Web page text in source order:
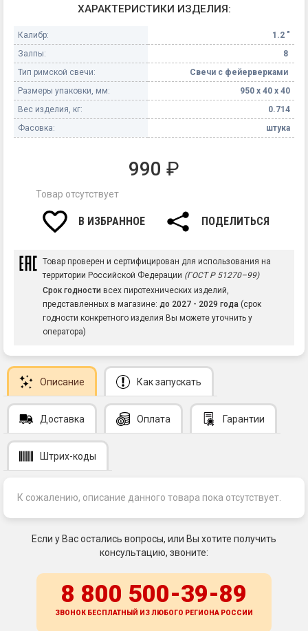
ХАРАКТЕРИСТИКИ ИЗДЕЛИЯ:
Калибр:
1.2 "
Залпы:
8
Тип римской свечи:
Свечи с фейерверками
Размеры упаковки, мм:
950 х 40 х 40
Вес изделия, кг:
0.714
Фасовка:
штука
990 ₽
Товар отсутствует
В ИЗБРАННОЕ ПОДЕЛИТЬСЯ
Товар проверен и сертифицирован для использования на
территории Российской Федерации (ГОСТ Р 51270–99)
Срок годности всех пиротехнических изделий,
представленных в магазине: до 2027 - 2029 года (срок
годности конкретного изделия Вы можете уточнить у
оператора)
Описание Как запускать
Доставка Оплата Гарантии
Штрих-коды
К сожалению, описание данного товара пока отсутствует.
Если у Вас остались вопросы, или Вы хотите получить
консультацию, звоните:
8 800 500-39-89
ЗВОНОК БЕСПЛАТНЫЙ ИЗ ЛЮБОГО РЕГИОНА РОССИИ